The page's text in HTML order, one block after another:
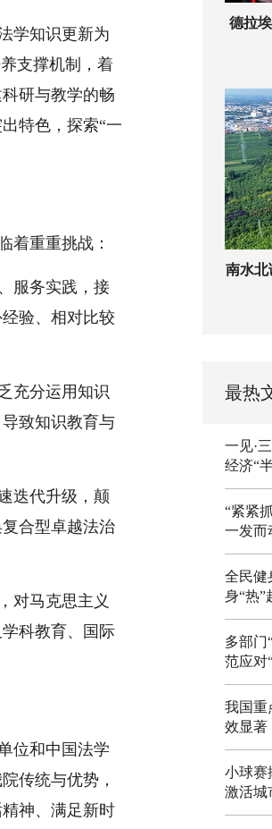
学知识更新为
支撑机制，着
研与教学的畅
特色，探索“一
着重重挑战：
服务实践，接
验、相对比较
充分运用知识
致知识教育与
迭代升级，颠
合型卓越法治
对马克思主义
科教育、国际
位和中国法学
传统与优势，
神、满足新时
德拉
南水北
最热
一见·
经济“
“紧紧
一发而
全民健
身“热”
多部门
范应对
我国重
效显著
小球赛
激活城